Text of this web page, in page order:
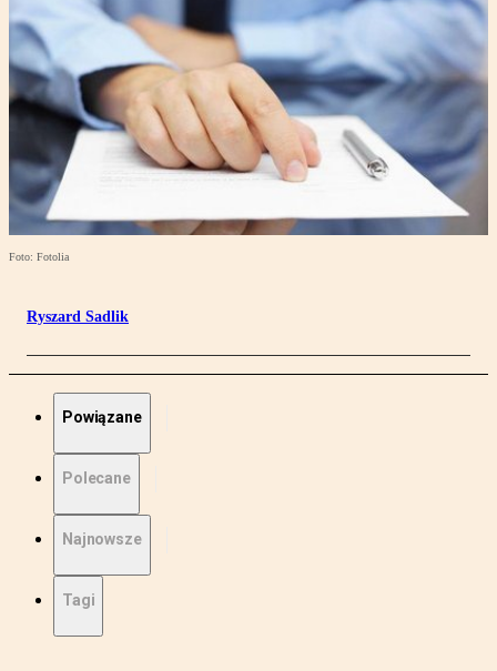
Foto: Fotolia
Ryszard Sadlik
Powiązane
Polecane
Najnowsze
Tagi